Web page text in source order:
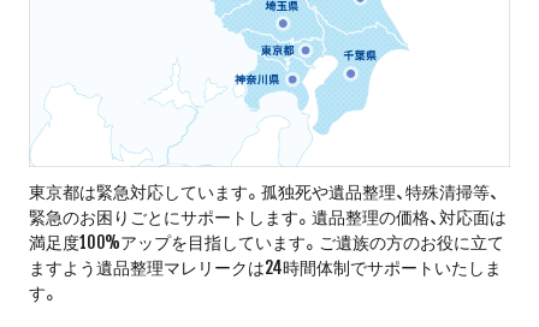
東京都は緊急対応しています。孤独死や遺品整理、特殊清掃等、
緊急のお困りごとにサポートします。遺品整理の価格、対応面は
満足度100%アップを目指しています。ご遺族の方のお役に立て
ますよう遺品整理マレリークは24時間体制でサポートいたしま
す。